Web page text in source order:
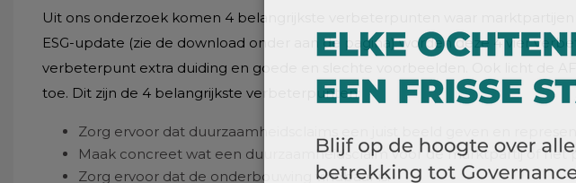
Uit ons onderzoek komen 4 belangrijkste verbeterpunten waar marktpartijen
ESG-update (zie de download onder aan de pagina) worden deze 4 vier
verbeterpunt extra duiding en goede en slechte voorbeelden. Ook licht de
toe. Dit zijn de 4 belangrijkste verbeterpunten:
Zorg ervoor dat duurzaamheidsclaims een juist beeld geven en
Maak concreet wat een duurzaamheidsclaim voor de marktpartij of het
Zorg ervoor dat de onderbouwing vindbaar is.